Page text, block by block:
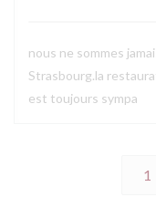
nous ne sommes
Strasbourg.la
est toujours sympa
1